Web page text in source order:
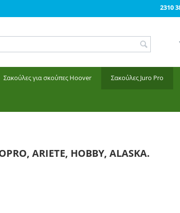
2310
Σακούλες για σκούπες Hoover Σακούλες Juro Pro
ARIETE, HOBBY, ALASKA.